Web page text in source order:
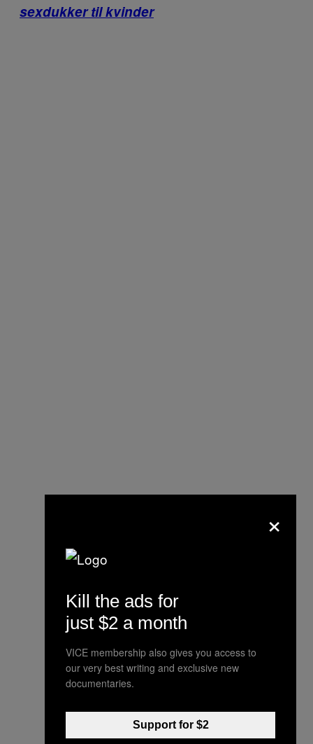
sexdukker til kvinder
×
Kill the ads for
just $2 a month
VICE membership also gives you access to
our very best writing and exclusive new
documentaries.
Support for $2